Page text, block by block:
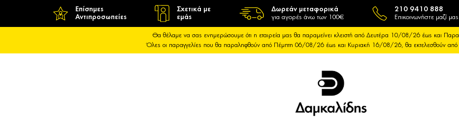
Επίσημες
Αντιπροσωπείες
Σχετικά με
εμάς
Δωρεάν μεταφορικά
για αγορές άνω των 100€
210 9410 888
Επικοινωνήστε μαζί μας
Θα θέλαμε να σας ενημερώσουμε ότι η εταιρεία μας θα παραμείνει κλειστή από Δευτέρα 10/08/26 έως και
Όλες οι παραγγελίες που θα παραληφθούν από Πέμπτη 06/08/26 έως και Κυριακή 16/08/26, θα εκτελεσθούν